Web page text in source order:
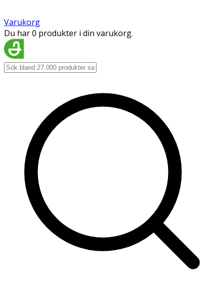
Varukorg
Du har 0 produkter i din varukorg.